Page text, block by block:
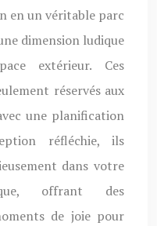
en un véritable parc
dimension ludique
extérieur. Ces
réservés aux
une planification
réfléchie, ils
dans votre
offrant des
de joie pour